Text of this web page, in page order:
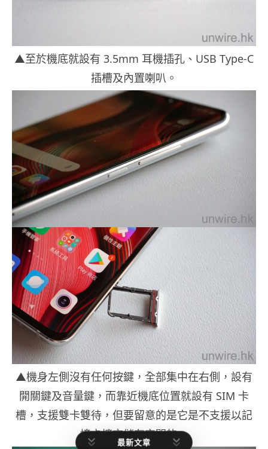
▲至於機底就設有 3.5mm 耳機插孔、USB Type-C
插槽及內置喇叭。
▲機身左側沒有任何按鍵，全部集中在右側，設有
開關鍵及音量鍵，而靠近機底位置就設有 SIM 卡
槽，支援雙卡雙待，但要留意的是它是不支援以記
憶卡擴充儲存空間的。
最新文章